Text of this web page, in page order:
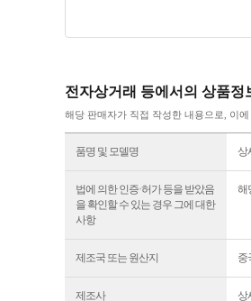
전자상거래 등에서의 상품정
해당 판매자가 직접 작성한 내용으로, 이
품명 및 모델명 상
법에 의한 인증·허가 등을 받았음
을 확인할 수 있는 경우 그에 대한
사항
해
제조국 또는 원산지 중
제조사 상